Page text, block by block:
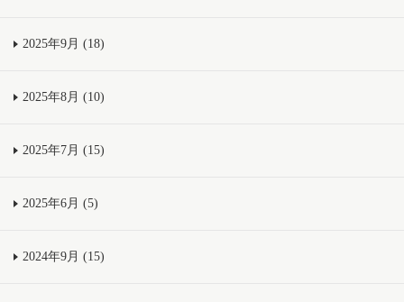
2025年9月 (18)
2025年8月 (10)
2025年7月 (15)
2025年6月 (5)
2024年9月 (15)